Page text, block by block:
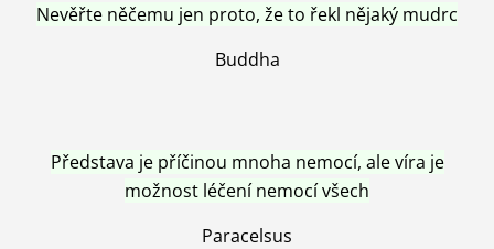
Nevěřte něčemu jen proto, že to řekl nějaký mudrc
Buddha
Představa je příčinou mnoha nemocí, ale víra je
možnost léčení nemocí všech
Paracelsus